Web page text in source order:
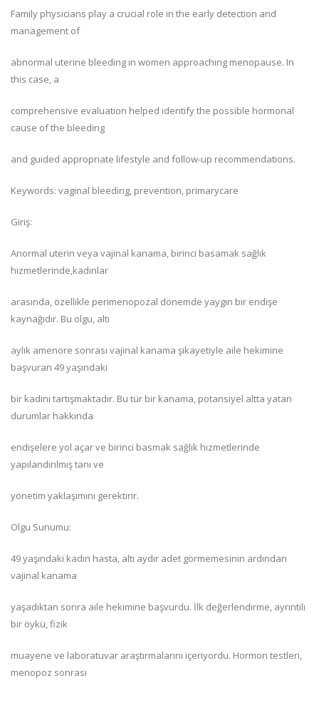
Family physicians play a crucial role in the early detection and
management of
abnormal uterine bleeding in women approaching menopause. In
this case, a
comprehensive evaluation helped identify the possible hormonal
cause of the bleeding
and guided appropriate lifestyle and follow-up recommendations.
Keywords: vaginal bleeding, prevention, primarycare
Giriş:
Anormal uterin veya vajinal kanama, birinci basamak sağlık
hizmetlerinde,kadınlar
arasında, özellikle perimenopozal dönemde yaygın bir endişe
kaynağıdır. Bu olgu, altı
aylık amenore sonrası vajinal kanama şikayetiyle aile hekimine
başvuran 49 yaşındaki
bir kadını tartışmaktadır. Bu tür bir kanama, potansiyel altta yatan
durumlar hakkında
endişelere yol açar ve birinci basmak sağlık hizmetlerinde
yapılandırılmış tanı ve
yönetim yaklaşımını gerektirir.
Olgu Sunumu:
49 yaşındaki kadın hasta, altı aydır adet görmemesinin ardından
vajinal kanama
yaşadıktan sonra aile hekimine başvurdu. İlk değerlendirme, ayrıntılı
bir öykü, fizik
muayene ve laboratuvar araştırmalarını içeriyordu. Hormon testleri,
menopoz sonrası